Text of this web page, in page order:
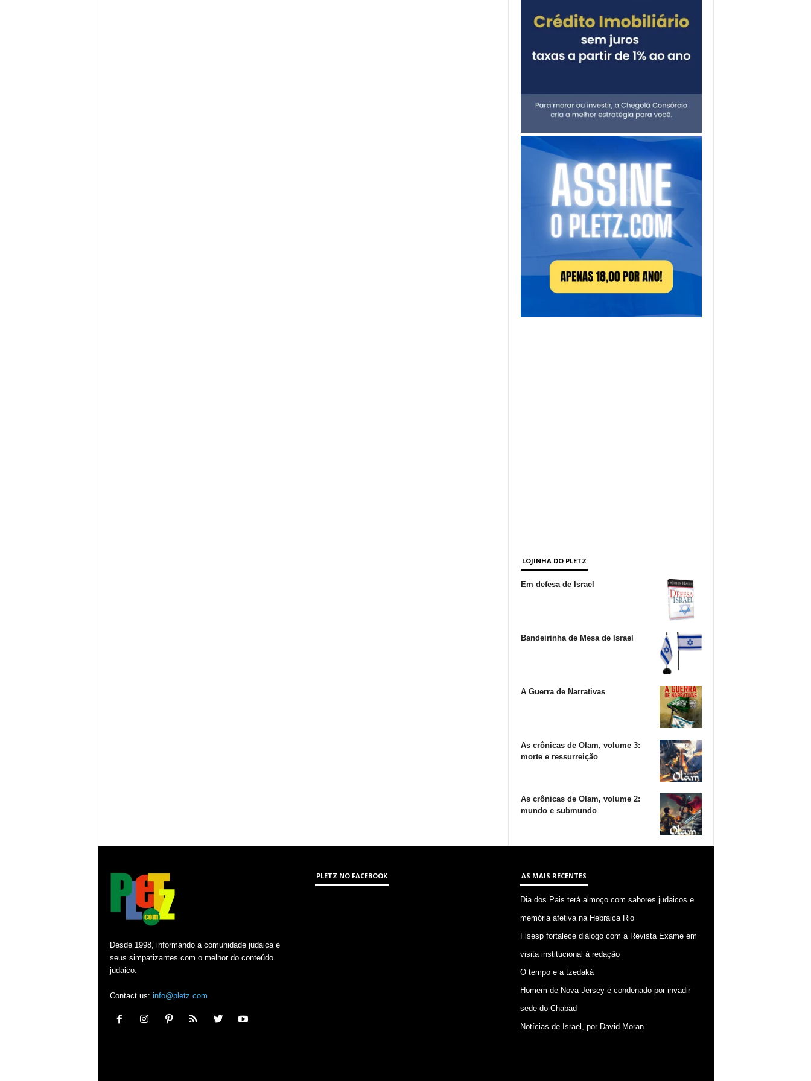
LOJINHA DO PLETZ
Em defesa de Israel
Bandeirinha de Mesa de Israel
A Guerra de Narrativas
As crônicas de Olam, volume 3:
morte e ressurreição
As crônicas de Olam, volume 2:
mundo e submundo
Desde 1998, informando a comunidade judaica e
seus simpatizantes com o melhor do conteúdo
judaico.
Contact us: info@pletz.com
PLETZ NO FACEBOOK AS MAIS RECENTES
Dia dos Pais terá almoço com sabores judaicos e
memória afetiva na Hebraica Rio
Fisesp fortalece diálogo com a Revista Exame em
visita institucional à redação
O tempo e a tzedaká
Homem de Nova Jersey é condenado por invadir
sede do Chabad
Notícias de Israel, por David Moran